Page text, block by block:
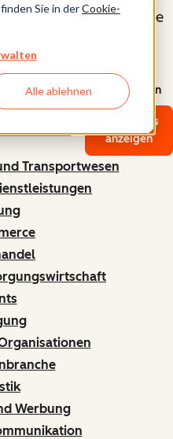
Sie in derCookie-
Alle ablehnen
Erfolgsgeschichte
für Ihr Unternehmen
Verzeichnis
anzeigen
Transportwesen
Werbung